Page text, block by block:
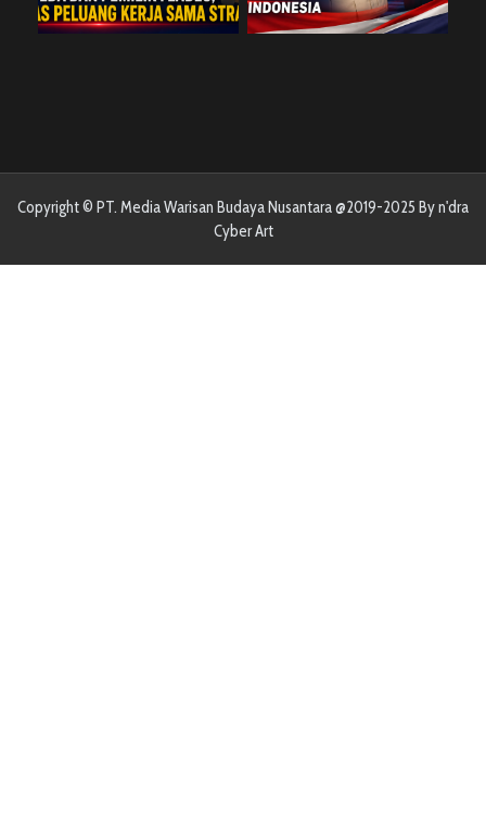
Copyright © PT. Media Warisan Budaya Nusantara @2019-2025 By n'dra
Cyber Art